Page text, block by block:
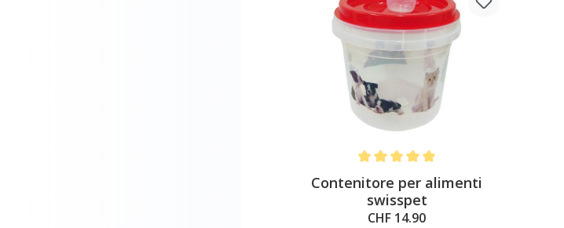
Average rating of 5 out of 5 stars
Contenitore per alimenti
swisspet
CHF 14.90